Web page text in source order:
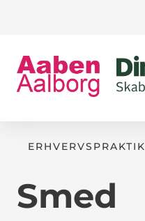
ERHVERVSPRAKTIK
Smed